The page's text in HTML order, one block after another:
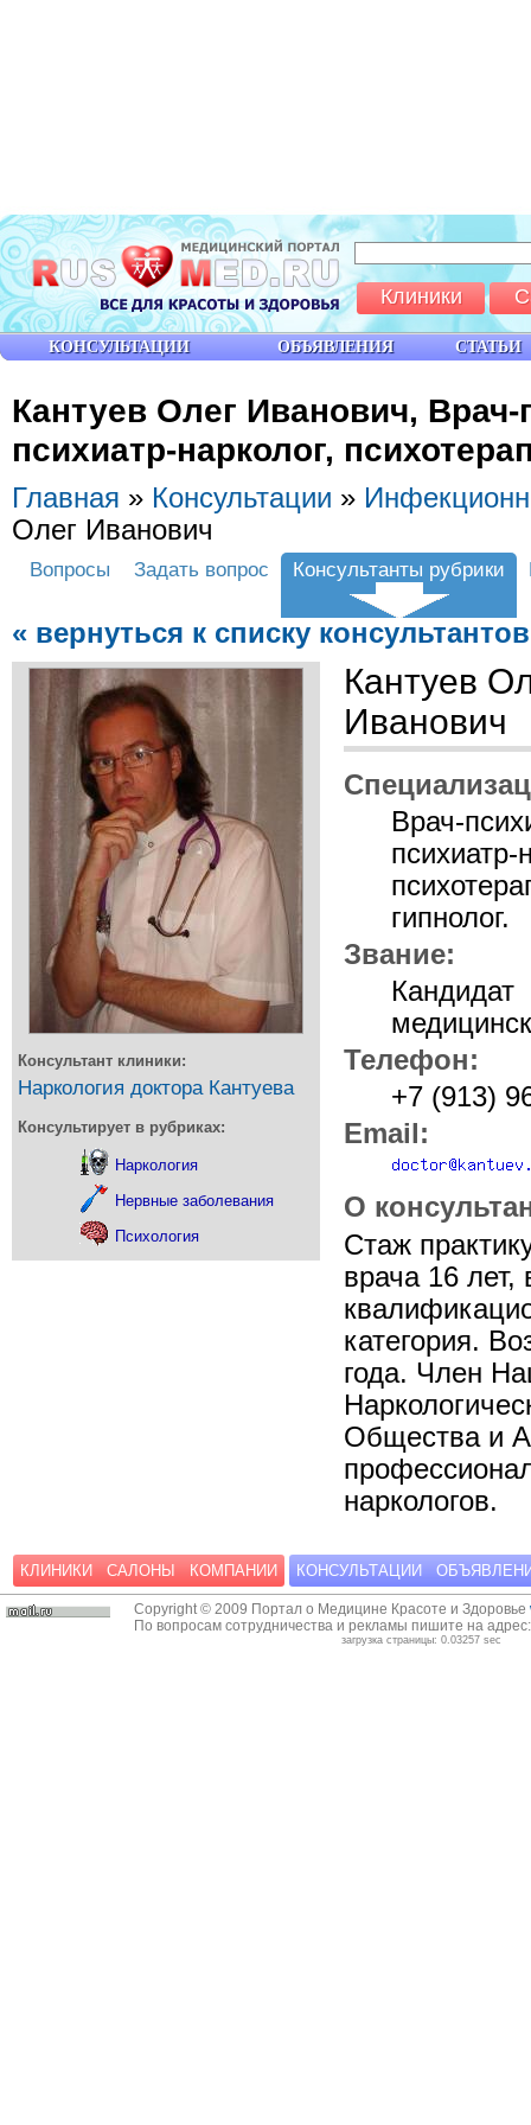
Кантуев Олег Иванович, Врач-
психиатр-нарколог,
Главная » Консультации »
Олег Иванович
Вопросы Задать вопрос Консультанты рубрики
« вернуться к списку консультантов
Консультант клиники:
Наркология доктора Кантуева
Консультирует в рубриках:
Наркология
Нервные заболевания
Психология
Кантуев
Иванович
Врач-
психиатр-
гипнолог.
Звание:
Кандидат
Телефон:
+7 (913)
Email:
О
Стаж
врача 16
категория.
года. Член
Общества и
наркологов.
КЛИНИКИ САЛОНЫ КОМПАНИИ КОНСУЛЬТАЦИИ
КОНСУЛЬТАЦИИ ОБЪЯВЛЕНИЯ СТАТЬИ
Клиники
Copyright © 2009 Портал о Медицине Красоте и Здоровье
По вопросам сотрудничества и рекламы пишите на
загрузка страницы: 0.03257 sec